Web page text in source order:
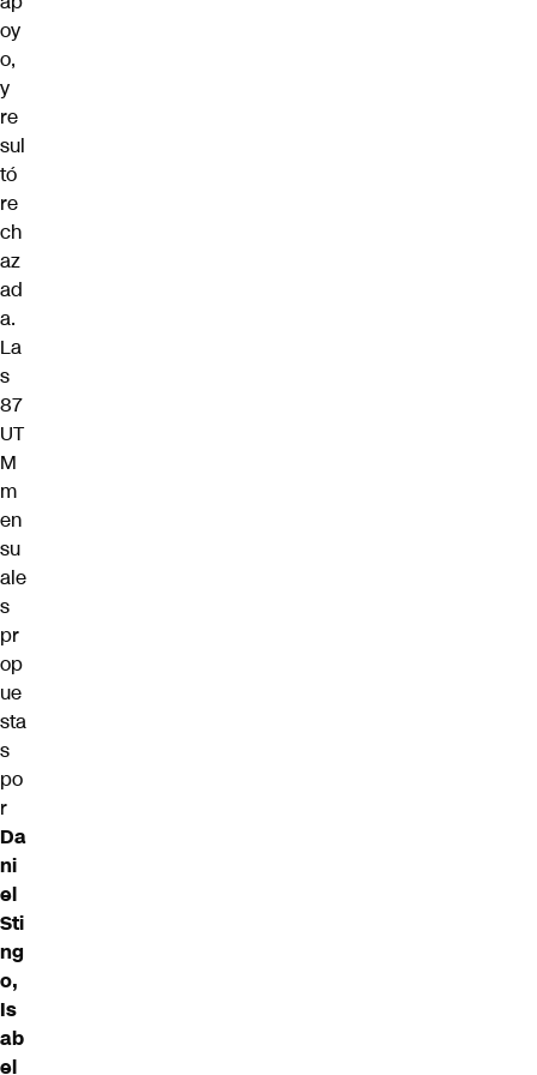
oy
o,
y
re
sul
tó
re
ch
az
ad
a.
La
s
87
UT
M
m
en
su
ale
s
pr
op
ue
sta
s
po
r
Da
ni
el
Sti
ng
o,
Is
ab
el